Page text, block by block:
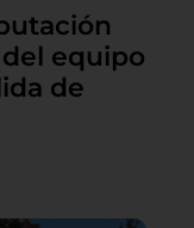
equipo
de